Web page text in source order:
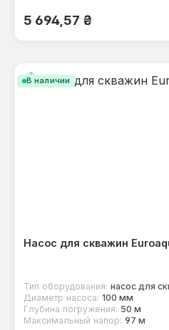
Обычная цена:
5 694,57 ₴
В наличии
Насос для скважин
Тип оборудования: насос для
Диаметр насоса: 100 мм
Глубина погружения: 50 м
Максимальный напор: 97 м